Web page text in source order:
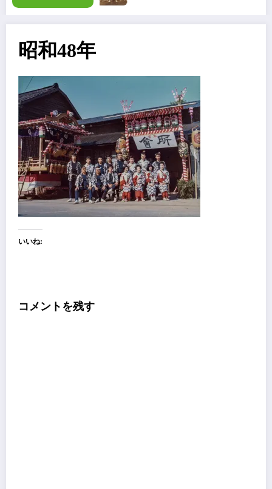
昭和48年
いいね:
コメントを残す